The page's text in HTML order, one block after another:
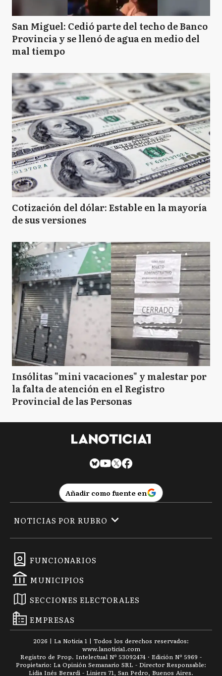
San Miguel: Cedió parte del techo de Banco
Provincia y se llenó de agua en medio del
mal tiempo
Cotización del dólar: Estable en la mayoría
de sus versiones
Insólitas "mini vacaciones" y malestar por
la falta de atención en el Registro
Provincial de las Personas
Añadir como fuente en
FUNCIONARIOS
MUNICIPIOS
SECCIONES ELECTORALES
EMPRESAS
NOTICIAS POR RUBRO
2026 | La Noticia 1 | Todos los derechos reservados:
www.lanoticia1.com
Registro de Prop. Intelectual Nº 53092474 · Edición Nº 5969 -
Propietario: La Opinión Semanario SRL - Director Responsable:
Lidia Inés Berardi - Liniers 71, San Pedro, Buenos Aires.